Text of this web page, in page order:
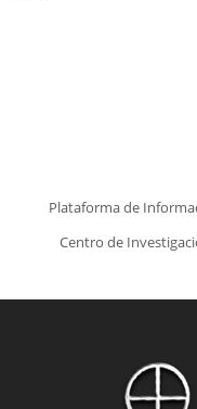
Plataforma de
Centro de